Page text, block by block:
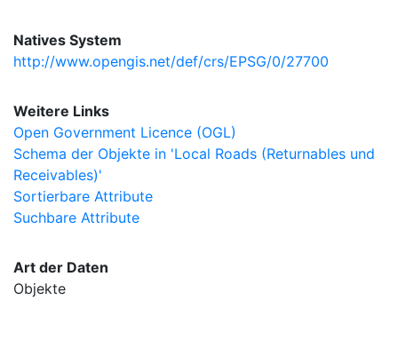
Natives System
http://www.opengis.net/def/crs/EPSG/0/27700
Weitere Links
Open Government Licence (OGL)
Schema der Objekte in 'Local Roads (Returnables und
Receivables)'
Sortierbare Attribute
Suchbare Attribute
Art der Daten
Objekte